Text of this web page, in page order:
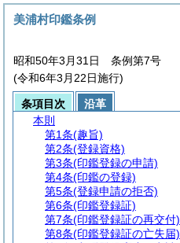
美浦村印鑑条例
昭和50年3月31日 条例第7号
(令和6年3月22日施行)
条項目次
沿革
本則
第1条(趣旨)
第2条(登録資格)
第3条(印鑑登録の申請)
第4条(印鑑の登録)
第5条(登録申請の拒否)
第6条(印鑑登録証)
第7条(印鑑登録証の再交付)
第8条(印鑑登録証の亡失届)